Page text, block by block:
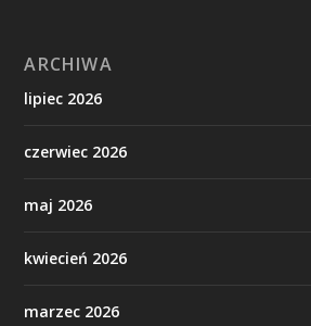
ARCHIWA
lipiec 2026
czerwiec 2026
maj 2026
kwiecień 2026
marzec 2026